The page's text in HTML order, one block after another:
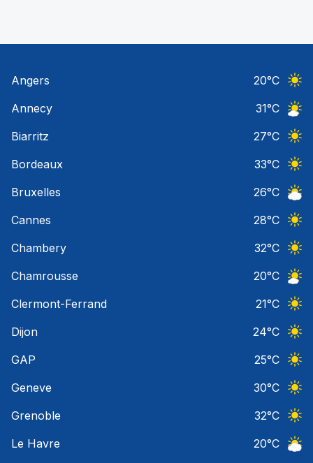
Angers 20°C
Annecy
31°C
Biarritz
27°C
Bordeaux
33°C
Bruxelles
26°C
Cannes
28°C
Chambery
32°C
Chamrousse
20°C
Clermont-Ferrand
21°C
Dijon
24°C
GAP
25°C
Geneve
30°C
Grenoble
32°C
Le Havre
20°C